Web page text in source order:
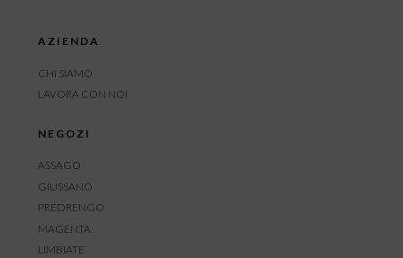
AZIENDA
CHI SIAMO
LAVORA CON NOI
NEGOZI
ASSAGO
GIUSSANO
PREDRENGO
MAGENTA
LIMBIATE